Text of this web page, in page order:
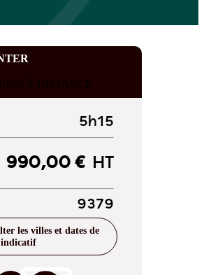
À DISTANCE
5h15
990,00 €HT
9379
les villes et dates de
indicatif